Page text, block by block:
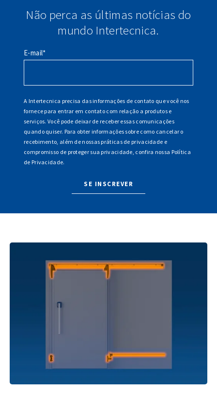
Não perca as últimas notícias do
mundo Intertecnica.
E-mail*
A Intertecnica precisa das informações de contato que você nos
fornece para entrar em contato com relação a produtos e
serviços. Você pode deixar de receber essas comunicações
quando quiser. Para obter informações sobre como cancelar o
recebimento, além de nossas práticas de privacidade e
compromisso de proteger sua privacidade, confira nossa Política
de Privacidade.